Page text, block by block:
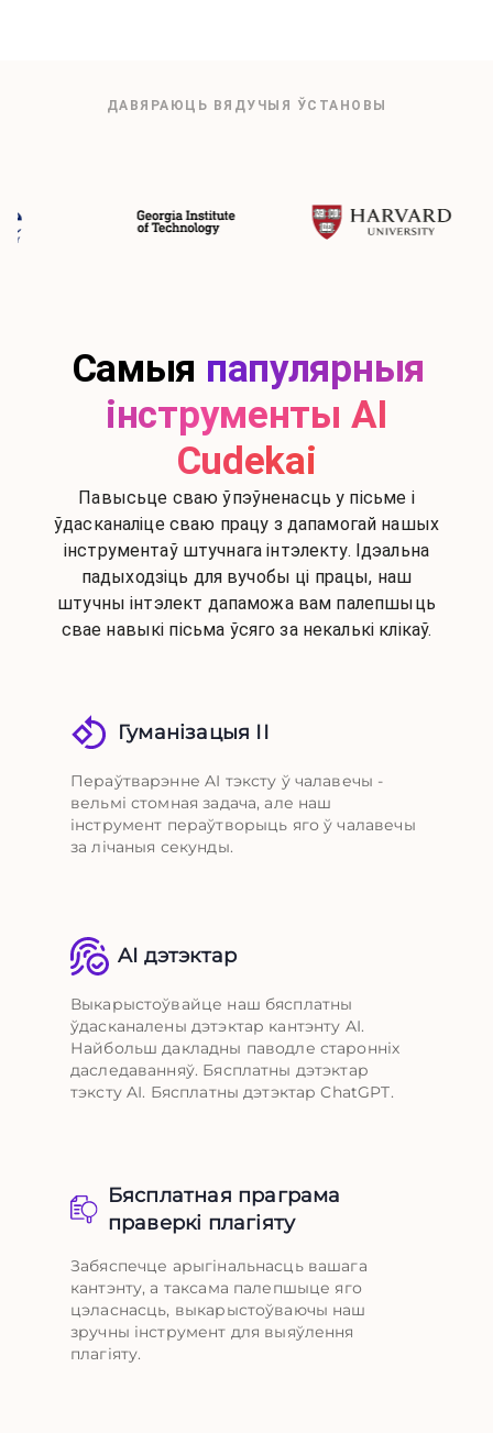
ДАВЯРАЮЦЬ ВЯДУЧЫЯ ЎСТАНОВЫ
Самыя папулярныя
інструменты AI
Cudekai
Павысьце сваю ўпэўненасць у пісьме і
ўдасканаліце сваю працу з дапамогай нашых
інструментаў штучнага інтэлекту. Ідэальна
падыходзіць для вучобы ці працы, наш
штучны інтэлект дапаможа вам палепшыць
свае навыкі пісьма ўсяго за некалькі клікаў.
Гуманізацыя ІІ
Пераўтварэнне AI тэксту ў чалавечы -
вельмі стомная задача, але наш
інструмент пераўтворыць яго ў чалавечы
за лічаныя секунды.
AI дэтэктар
Выкарыстоўвайце наш бясплатны
ўдасканалены дэтэктар кантэнту AI.
Найбольш дакладны паводле старонніх
даследаванняў. Бясплатны дэтэктар
тэксту AI. Бясплатны дэтэктар ChatGPT.
Бясплатная праграма
праверкі плагіяту
Забяспечце арыгінальнасць вашага
кантэнту, а таксама палепшыце яго
цэласнасць, выкарыстоўваючы наш
зручны інструмент для выяўлення
плагіяту.